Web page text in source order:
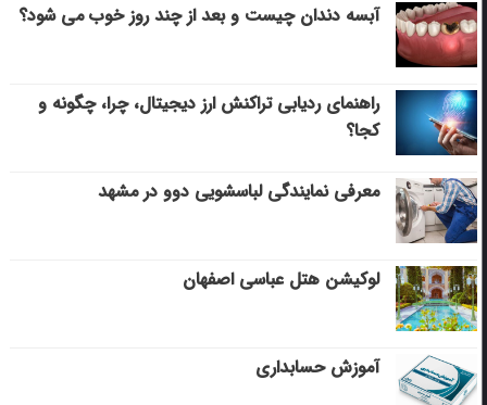
آبسه دندان چیست و بعد از چند روز خوب می‌ شود؟
راهنمای ردیابی تراکنش ارز دیجیتال، چرا، چگونه و
کجا؟
معرفی نمایندگی لباسشویی دوو در مشهد
لوکیشن هتل عباسی اصفهان
آموزش حسابداری